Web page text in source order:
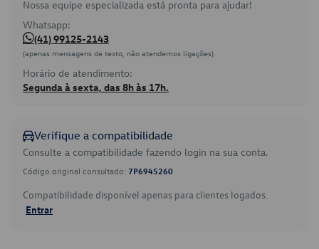
Nossa equipe especializada está pronta para ajudar!
Whatsapp:
(41) 99125-2143
(apenas mensagens de texto, não atendemos ligações)
Horário de atendimento:
Segunda à sexta, das 8h às 17h.
Verifique a compatibilidade
Consulte a compatibilidade fazendo login na sua conta.
Código original consultado: 7P6945260
Compatibilidade disponível apenas para clientes logados.
Entrar